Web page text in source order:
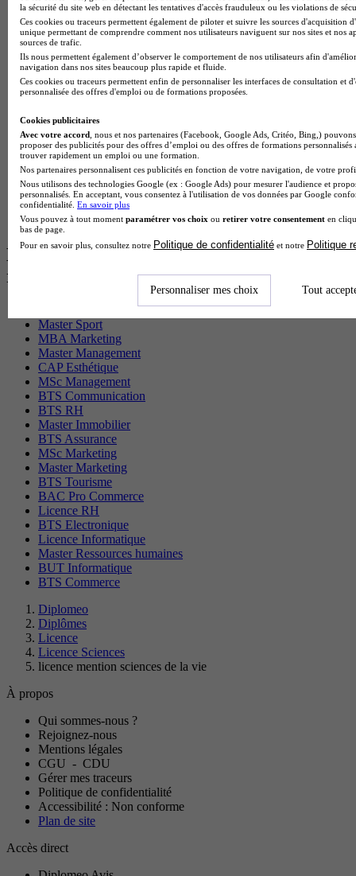
BTS Sp3s en alternance
Master CCA en alternance
BTS Ndrc en alternance
BTS Sam en alternance
Cap Fleuriste en alternance
BTS Sio en alternance
MSc Marketing Digital en alternance
Cap Electricien en alternance
BTS Gpn en alternance
BTS Domotique en alternance
BAC Pro Agora en alternance
BTS Sta en alternance
BTS Iris en alternance
BTS Tpl en alternance
BTS Ati en alternance
Les diplômes par filière les plus
recherchés
Master Sport
MBA Marketing
Master Management
CAP Esthétique
MSc Management
BTS Communication
BTS RH
Master Immobilier
BTS Assurance
MSc Marketing
Master Marketing
BTS Tourisme
BAC Pro Commerce
Licence RH
BTS Electronique
Licence Informatique
Master Ressources humaines
BUT Informatique
BTS Commerce
Diplomeo
Diplômes
Licence
Licence Sciences
licence mention sciences de la vie
À propos
Qui sommes-nous ?
Rejoignez-nous
Mentions légales
CGU - CDU
Gérer mes traceurs
Politique de confidentialité
Accessibilité : Non conforme
Plan de site
Accès direct
la sécurité du site web en détectant les tentatives d'accès frauduleux ou les violations de
Ces cookies ou traceurs permettent également de piloter et suivre les sources d'acquisition
unique permettant de comprendre comment nos utilisateurs naviguent sur nos sites et nos
sources de trafic.
Ils nous permettent également d’observer le comportement de nos utilisateurs afin
navigation dans nos sites beaucoup plus rapide et fluide.
Ces cookies ou traceurs permettent enfin de personnaliser les interfaces de consultation et
personnalisée des offres d'emploi ou de formations proposées.
Cookies publicitaires
Avec votre accord , nous et nos partenaires (Facebook, Google Ads, Critéo, Bing,)
proposer des publicités pour des offres d’emploi ou des offres de formations
trouver rapidement un emploi ou une formation.
Nos partenaires personnalisent ces publicités en fonction de votre navigation, de votre
Nous utilisons des technologies Google (ex : Google Ads) pour mesurer l'audience et
personnalisés. En acceptant, vous consentez à l'utilisation de vos données par Google
confidentialité. En savoir plus
Vous pouvez à tout moment paramétrer vos choix ou retirer votre consentement en
bas de page.
Pour en savoir plus, consultez notre Politique de confidentialité et notre Politique
Personnaliser mes choix Tout